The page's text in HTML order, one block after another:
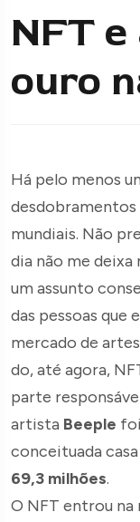
NFT
ouro
Há pelo menos
mundiais. Não
dia não me deixa
um assunto
das pessoas que
mercado de
do, até agora,
parte
artista Beeple
conceituada
69,3 milhões.
O NFT entrou na